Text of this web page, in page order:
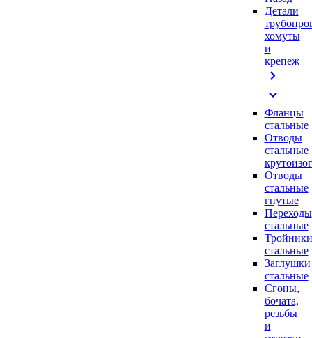
Детали
хомуты
и
крепеж
chevron_right
expand_more
Фланцы
стальные
Отводы
стальные
Отводы
стальные
гнутые
Переходы
стальные
Тройники
стальные
Заглушки
стальные
Сгоны,
бочата,
резьбы
и